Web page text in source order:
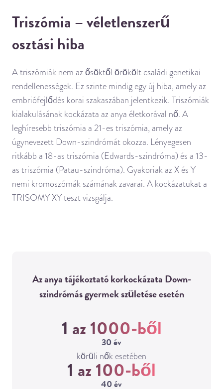
Triszómia – véletlenszerű
osztási hiba
A triszómiák nem az ősöktől örökölt családi genetikai
rendellenességek. Ez szinte mindig egy új hiba, amely az
embriófejlődés korai szakaszában jelentkezik. Triszómiák
kialakulásának kockázata az anya életkorával nő. A
leghíresebb triszómia a 21-es triszómia, amely az
úgynevezett Down-szindrómát okozza. Lényegesen
ritkább a 18-as triszómia (Edwards-szindróma) és a 13-
as triszómia (Patau-szindróma). Gyakoriak az X és Y
nemi kromoszómák számának zavarai. A kockázatukat a
TRISOMY XY teszt vizsgálja.
Az anya tájékoztató korkockázata Down-
szindrómás gyermek születése esetén
1 az 1000-ből
30 év
körüli nők esetében
1 az 100-ből
40 év